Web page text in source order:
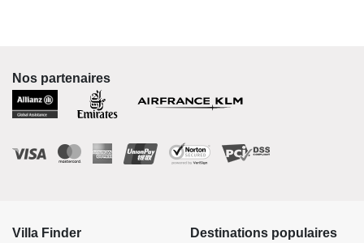
Nos partenaires
Villa Finder Destinations populaires